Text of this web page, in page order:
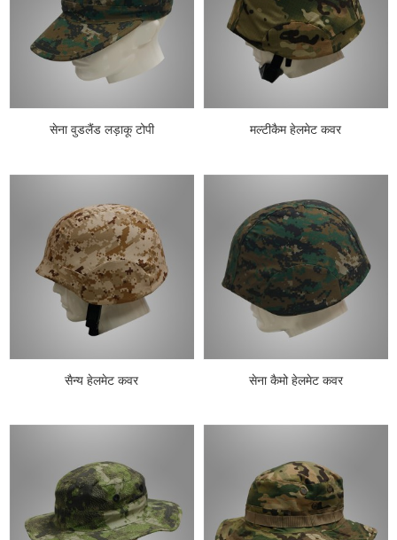
सेना वुडलैंड लड़ाकू टोपी मल्टीकैम हेलमेट कवर
सैन्य हेलमेट कवर सेना कैमो हेलमेट कवर